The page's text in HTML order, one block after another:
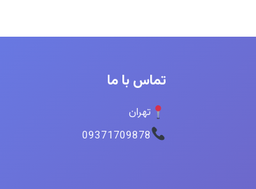
تماس با ما
تهران
09371709878